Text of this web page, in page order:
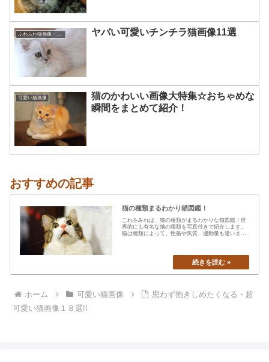
ふわふわ猫画像・もふもふ猫画像 ヤバい可愛いチンチラ猫画像11選
可愛い猫画像
猫のかわいい画像大特集☆おちゃめな
瞬間をまとめて紹介！
おすすめの記事
猫の種類まるわかり猫図鑑！
これをみれば、猫の種類がまるわかりな猫図鑑！世
界的にも有名な猫の種類を写真付きで紹介します。
猫は種類によって、性格や気質、運動量も違います
ホーム 可愛い猫画像
思わず抱きしめたくなる・超
可愛い猫画像１８選!!